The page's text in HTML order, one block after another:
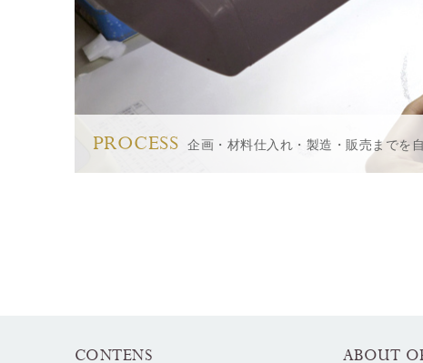
PROCESS 企画・材料仕入れ・製造・販売までを
CONTENS ABOUT